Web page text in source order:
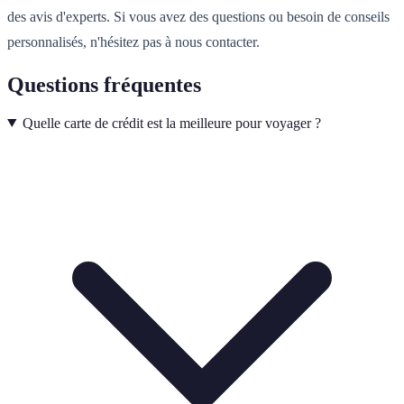
des avis d'experts. Si vous avez des questions ou besoin de conseils
personnalisés, n'hésitez pas à nous contacter.
Questions fréquentes
Quelle carte de crédit est la meilleure pour voyager ?